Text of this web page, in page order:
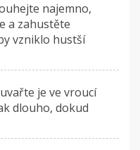
najemno,
a zahustěte
vzniklo hustší
je ve vroucí
dlouho, dokud